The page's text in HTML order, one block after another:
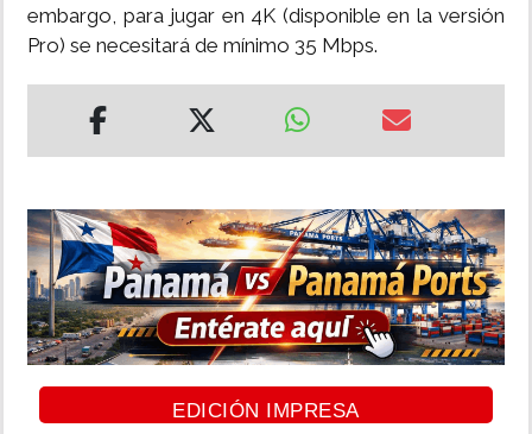
embargo, para jugar en 4K (disponible en la versión
Pro) se necesitará de mínimo 35 Mbps.
EDICIÓN IMPRESA